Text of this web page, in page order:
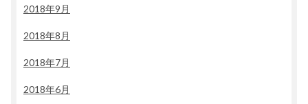
2018年9月
2018年8月
2018年7月
2018年6月